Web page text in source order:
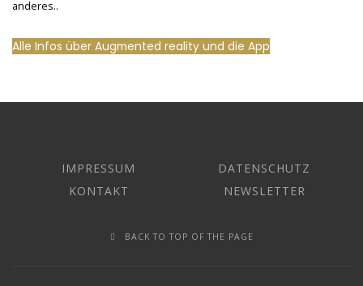
anderes..
Alle Infos über Augmented reality und die App
IMPRESSUM
DATENSCHUTZ
KONTAKT
NEWSLETTER
BACK TO TOP OF THE PAGE